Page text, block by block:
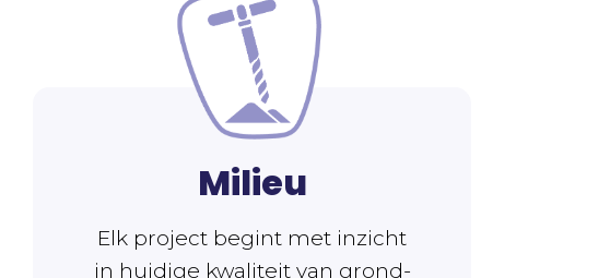
Milieu
Elk project begint met inzicht
in huidige kwaliteit van grond-